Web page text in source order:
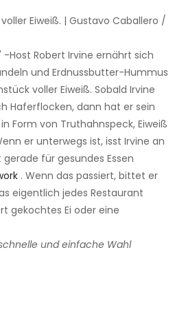
Eiweiß. | Gustavo Caballero /
Host Robert Irvine ernährt sich
und Erdnussbutter-Hummus
voller Eiweiß. Sobald Irvine
Haferflocken, dann hat er sein
Form von Truthahnspeck, Eiweiß
er unterwegs ist, isst Irvine an
für gesundes Essen
. Wenn das passiert, bittet er
eigentlich jedes Restaurant
gekochtes Ei oder eine
und einfache Wahl